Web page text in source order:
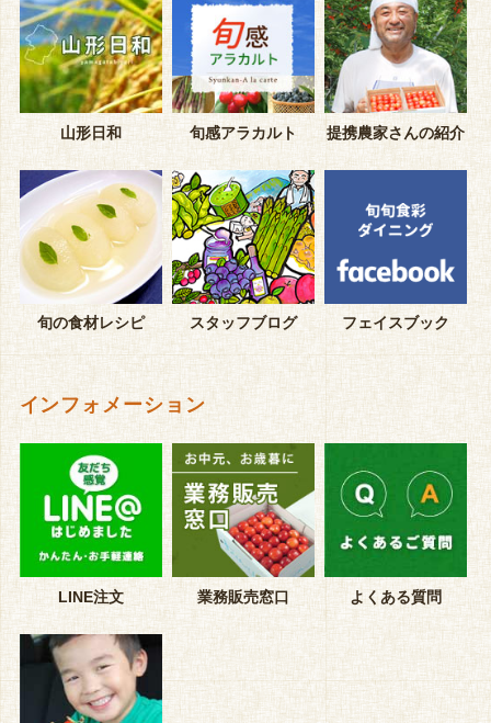
山形日和 旬感アラカルト 提携農家さんの紹介
旬の食材レシピ スタッフブログ フェイスブック
インフォメーション
LINE注文 業務販売窓口 よくある質問